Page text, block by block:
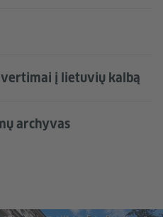
į lietuvių kalbą
archyvas